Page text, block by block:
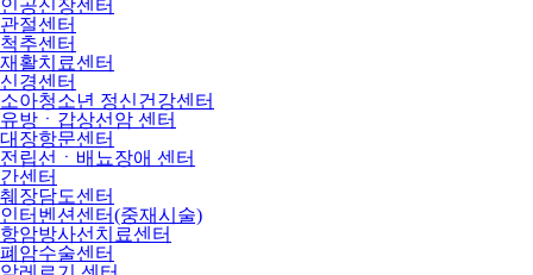
인공신장센터
관절센터
척추센터
재활치료센터
신경센터
소아청소년 정신건강센터
유방ㆍ갑상선암 센터
대장항문센터
전립선ㆍ배뇨장애 센터
간센터
췌장담도센터
인터벤션센터(중재시술)
항암방사선치료센터
폐암수술센터